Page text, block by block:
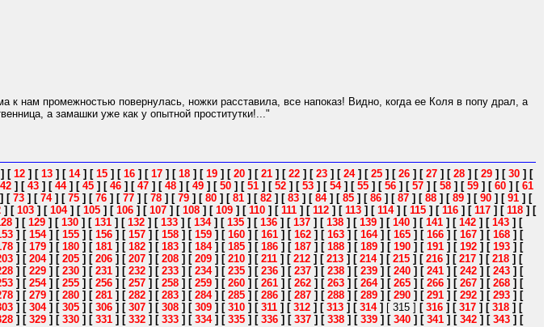
к нам промежностью повернулась, ножки расставила, все напоказ! Видно, когда ее Коля в попу драл, а
а замашки уже как у опытной проститутки!..."
] [ 12 ] [ 13 ] [ 14] [ 15 ] [ 16 ] [ 17 ] [ 18 ] [ 19 ] [ 20 ] [ 21 ] [ 22 ] [ 23 ] [ 24] [ 25 ] [ 26 ] [ 27 ] [ 28 ] [ 29 ] [ 30 ] [
42 ] [ 43 ] [ 44] [ 45 ] [ 46 ] [ 47 ] [ 48 ] [ 49 ] [ 50 ] [ 51 ] [ 52 ] [ 53 ] [ 54] [ 55 ] [ 56 ] [ 57 ] [ 58 ] [ 59 ] [ 60 ] [ 61
] [ 73 ] [ 74] [ 75 ] [ 76 ] [ 77 ] [ 78 ] [ 79 ] [ 80 ] [ 81 ] [ 82 ] [ 83 ] [ 84] [ 85 ] [ 86 ] [ 87 ] [ 88 ] [ 89 ] [ 90 ] [ 91 ] [
] [ 103 ] [ 104] [ 105 ] [ 106 ] [ 107 ] [ 108 ] [ 109 ] [ 110 ] [ 111 ] [ 112 ] [ 113 ] [ 114] [ 115 ] [ 116 ] [ 117 ] [ 118 ] [
] [ 129 ] [ 130 ] [ 131 ] [ 132 ] [ 133 ] [ 134] [ 135 ] [ 136 ] [ 137 ] [ 138 ] [ 139 ] [ 140 ] [ 141 ] [ 142 ] [ 143 ] [
] [ 154] [ 155 ] [ 156 ] [ 157 ] [ 158 ] [ 159 ] [ 160 ] [ 161 ] [ 162 ] [ 163 ] [ 164] [ 165 ] [ 166 ] [ 167 ] [ 168 ] [
] [ 179 ] [ 180 ] [ 181 ] [ 182 ] [ 183 ] [ 184] [ 185 ] [ 186 ] [ 187 ] [ 188 ] [ 189 ] [ 190 ] [ 191 ] [ 192 ] [ 193 ] [
] [ 204] [ 205 ] [ 206 ] [ 207 ] [ 208 ] [ 209 ] [ 210 ] [ 211 ] [ 212 ] [ 213 ] [ 214] [ 215 ] [ 216 ] [ 217 ] [ 218 ] [
] [ 229 ] [ 230 ] [ 231 ] [ 232 ] [ 233 ] [ 234] [ 235 ] [ 236 ] [ 237 ] [ 238 ] [ 239 ] [ 240 ] [ 241 ] [ 242 ] [ 243 ] [
] [ 254] [ 255 ] [ 256 ] [ 257 ] [ 258 ] [ 259 ] [ 260 ] [ 261 ] [ 262 ] [ 263 ] [ 264] [ 265 ] [ 266 ] [ 267 ] [ 268 ] [
] [ 279 ] [ 280 ] [ 281 ] [ 282 ] [ 283 ] [ 284] [ 285 ] [ 286 ] [ 287 ] [ 288 ] [ 289 ] [ 290 ] [ 291 ] [ 292 ] [ 293 ] [
] [ 304] [ 305 ] [ 306 ] [ 307 ] [ 308 ] [ 309 ] [ 310 ] [ 311 ] [ 312 ] [ 313 ] [ 314] [ 315 ] [ 316 ] [ 317 ] [ 318 ] [
] [ 329 ] [ 330 ] [ 331 ] [ 332 ] [ 333 ] [ 334] [ 335 ] [ 336 ] [ 337 ] [ 338 ] [ 339 ] [ 340 ] [ 341 ] [ 342 ] [ 343 ] [